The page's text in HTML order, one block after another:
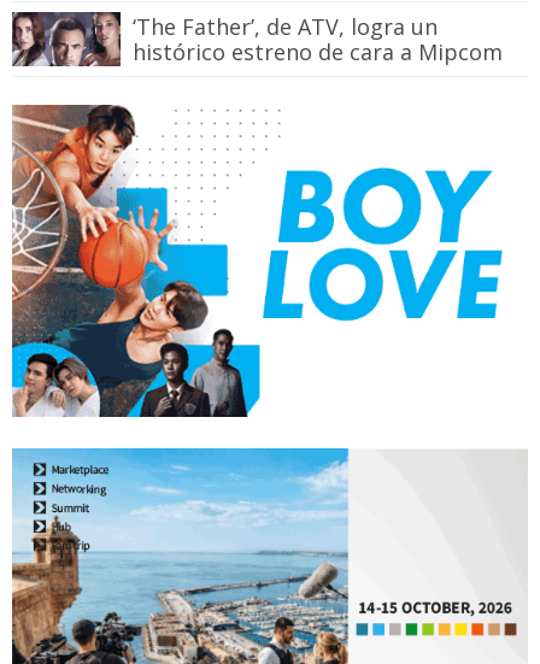
‘The Father’, de ATV, logra un
histórico estreno de cara a Mipcom